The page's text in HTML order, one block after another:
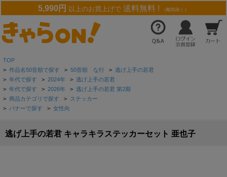
5,990円 以上のお買上げで 送料無料 ! （離島除く）
TOP
> 作品名50音順で探す > 50音順 な行 > 逃げ上手の若君
> 年代で探す > 2024年 > 逃げ上手の若君
> 年代で探す > 2026年 > 逃げ上手の若君 第2期
> 商品カテゴリで探す > ステッカー
> バナーで探す > 女性向
逃げ上手の若君 キャラキラステッカーセット 亜也子